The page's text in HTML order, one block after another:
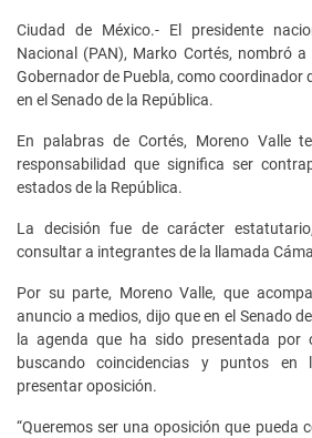
Ciudad de México.- El presidente
Nacional (PAN), Marko Cortés, nombró
Gobernador de Puebla, como coordinador
en el Senado de la República.
En palabras de Cortés, Moreno Valle
responsabilidad que significa ser
estados de la República.
La decisión fue de carácter
consultar a integrantes de la llamada
Por su parte, Moreno Valle, que
anuncio a medios, dijo que en el Senado
la agenda que ha sido presentada por
buscando coincidencias y puntos en
presentar oposición.
“Queremos ser una oposición que pueda